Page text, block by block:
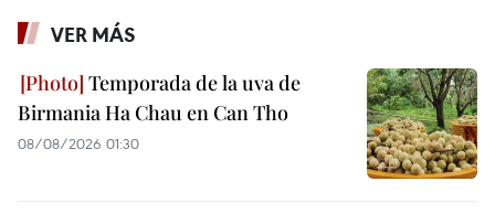
VER MÁS
Temporada de la uva de
Birmania Ha Chau en Can Tho
08/08/2026 01:30